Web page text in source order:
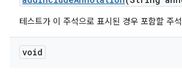
테스트가 이 주석으로 표시된 경우 포함할 주
void